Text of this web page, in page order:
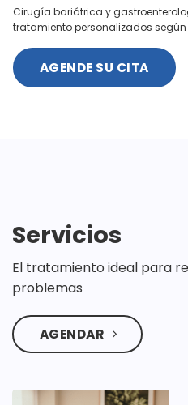
Cirugía bariátrica y
tratamiento personalizados
AGENDE SU CITA
Servicios
El tratamiento ideal para
problemas
AGENDAR